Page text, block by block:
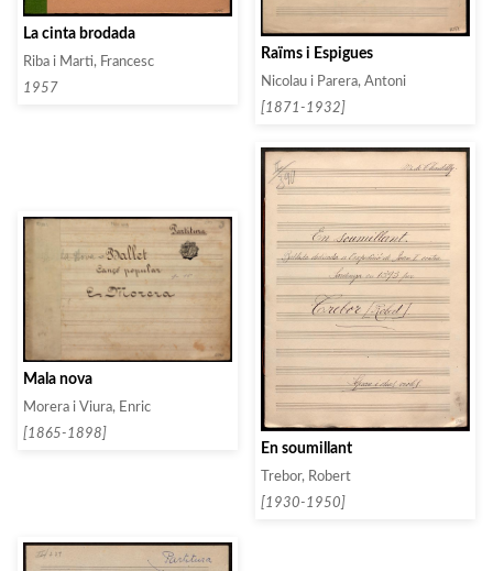
La cinta brodada
Riba i Marti, Francesc
1957
Raïms i Espigues
Nicolau i Parera, Antoni
[1871-1932]
Mala nova
Morera i Viura, Enric
[1865-1898]
En soumillant
Trebor, Robert
[1930-1950]